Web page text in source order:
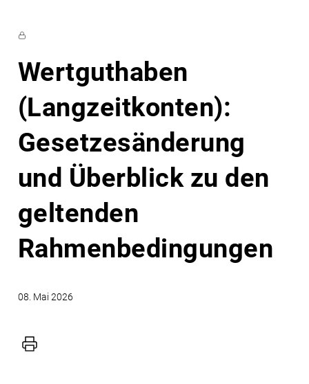
Wertguthaben
(Langzeitkonten):
Gesetzesänderung
und Überblick zu den
geltenden
Rahmenbedingungen
08. Mai 2026
Drucker